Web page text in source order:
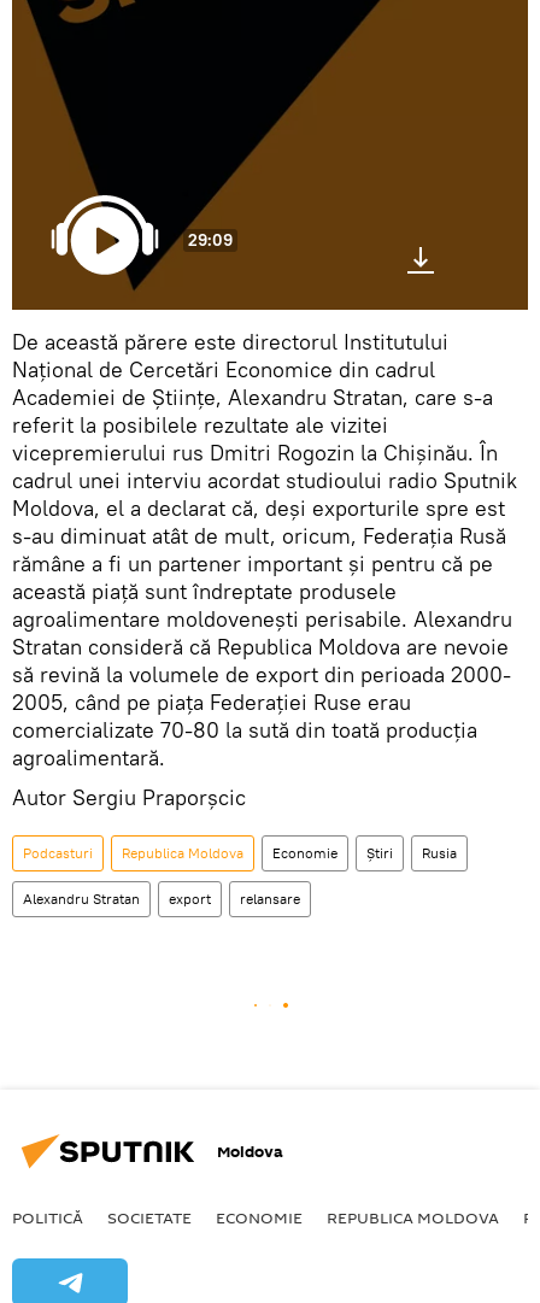
29:09
De această părere este directorul Institutului
Național de Cercetări Economice din cadrul
Academiei de Științe, Alexandru Stratan, care s-a
referit la posibilele rezultate ale vizitei
vicepremierului rus Dmitri Rogozin la Chișinău. În
cadrul unei interviu acordat studioului radio Sputnik
Moldova, el a declarat că, deși exporturile spre est
s-au diminuat atât de mult, oricum, Federația Rusă
rămâne a fi un partener important și pentru că pe
această piață sunt îndreptate produsele
agroalimentare moldovenești perisabile. Alexandru
Stratan consideră că Republica Moldova are nevoie
să revină la volumele de export din perioada 2000-
2005, când pe piața Federației Ruse erau
comercializate 70-80 la sută din toată producția
agroalimentară.
Autor Sergiu Praporșcic
Podcasturi Republica Moldova Economie Știri Rusia
Alexandru Stratan export relansare
Moldova
POLITICĂ SOCIETATE ECONOMIE REPUBLICA MOLDOVA